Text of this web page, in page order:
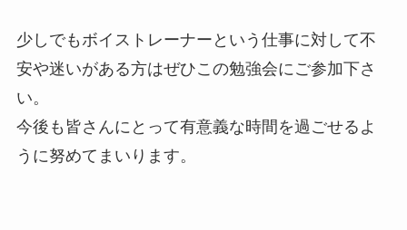
少しでもボイストレーナーという仕事に対して不
安や迷いがある方はぜひこの勉強会にご参加下さ
い。
今後も皆さんにとって有意義な時間を過ごせるよ
うに努めてまいります。